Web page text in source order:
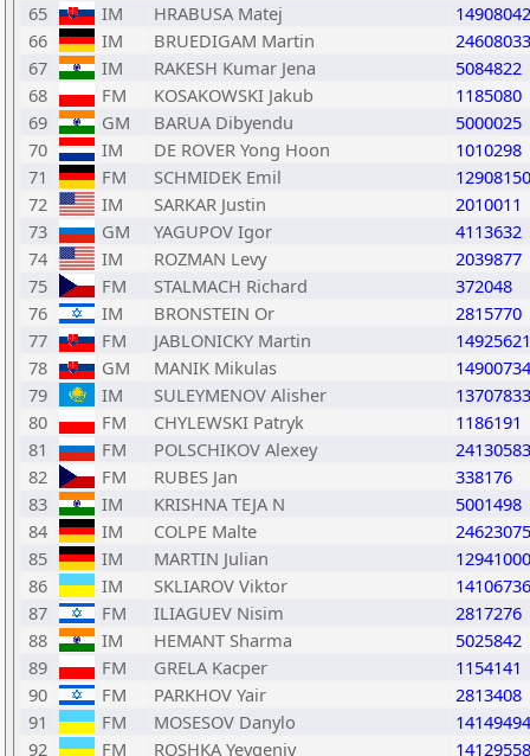
65
IM HRABUSA Matej
14908042
66
IM BRUEDIGAM Martin
24608033
67
IM RAKESH Kumar Jena
5084822
68
FM KOSAKOWSKI Jakub
1185080
69
GM BARUA Dibyendu
5000025
70
IM DE ROVER Yong Hoon
1010298
71
FM SCHMIDEK Emil
12908150
72
IM SARKAR Justin
2010011
73
GM YAGUPOV Igor
4113632
74
IM ROZMAN Levy
2039877
75
FM STALMACH Richard
372048
76
IM BRONSTEIN Or
2815770
77
FM JABLONICKY Martin
14925621
78
GM MANIK Mikulas
14900734
79
IM SULEYMENOV Alisher
13707833
80
FM CHYLEWSKI Patryk
1186191
81
FM POLSCHIKOV Alexey
24130583
82
FM RUBES Jan
338176
83
IM KRISHNA TEJA N
5001498
84
IM COLPE Malte
24623075
85
IM MARTIN Julian
12941000
86
IM SKLIAROV Viktor
14106736
87
FM ILIAGUEV Nisim
2817276
88
IM HEMANT Sharma
5025842
89
FM GRELA Kacper
1154141
90
FM PARKHOV Yair
2813408
91
FM MOSESOV Danylo
14149494
92
FM ROSHKA Yevgeniy 14129558